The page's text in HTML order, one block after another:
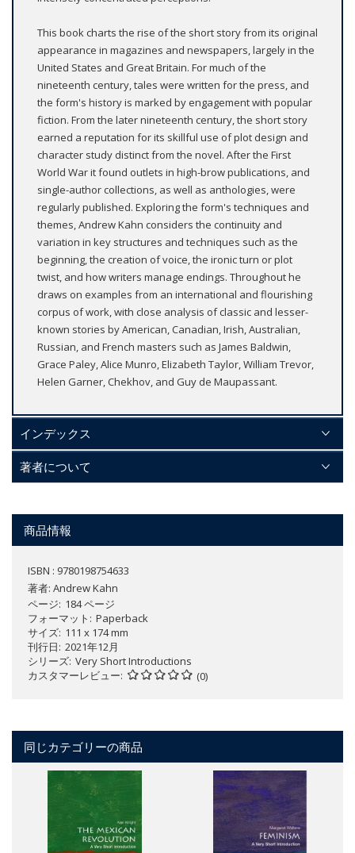
This book charts the rise of the short story from its original
appearance in magazines and newspapers, largely in the
United States and Great Britain. For much of the
nineteenth century, tales were written for the press, and
the form's history is marked by engagement with popular
fiction. From the later nineteenth century, the short story
earned a reputation for its skillful use of plot design and
character study distinct from the novel. After the First
World War it found outlets in high-brow publications, and
single-author collections, as well as anthologies, were
regularly published. Exploring the form's techniques and
themes, Andrew Kahn considers the continuity and
variation in key structures and techniques such as the
beginning, the creation of voice, the ironic turn or plot
twist, and how writers manage endings. Throughout he
draws on examples from an international and flourishing
corpus of work, with close analysis of classic and lesser-
known stories by American, Canadian, Irish, Australian,
Russian, and French masters such as James Baldwin,
Grace Paley, Alice Munro, Elizabeth Taylor, William Trevor,
Helen Garner, Chekhov, and Guy de Maupassant.
インデックス
著者について
商品情報
ISBN : 9780198754633
著者: Andrew Kahn
ページ 184 ページ
フォーマット
Paperback
サイズ 111 x 174 mm
刊行日 2021年12月
シリーズ Very Short Introductions
カスタマーレビュー
(0)
同じカテゴリーの商品